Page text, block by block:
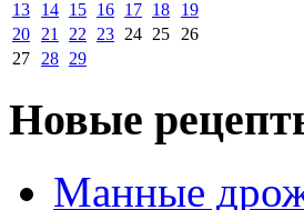
13
14 15 16 17 18
19
20 21 22 23 24 25 26
27 28 29
Новые
Манные